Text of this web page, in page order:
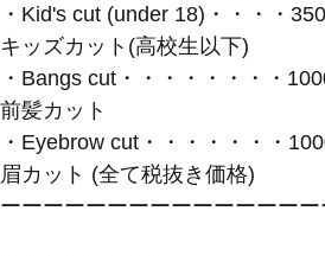
・Kid's cut (under 18)・・・・
キッズカット(高校生以下)
・Bangs cut・・・・・・・・
前髪カット
・Eyebrow cut・・・・・・・
眉カット (全て税抜き価格)
ーーーーーーーーーーーーーー